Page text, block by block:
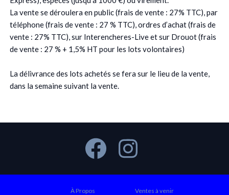
La vente se déroulera en public (frais de vente : 27% TTC), par
téléphone (frais de vente : 27 % TTC), ordres d’achat (frais de
vente : 27% TTC), sur Interencheres-Live et sur Drouot (frais
de vente : 27 % + 1,5% HT pour les lots volontaires)
La délivrance des lots achetés se fera sur le lieu de la vente,
dans la semaine suivant la vente.
À Propos
Ventes à venir